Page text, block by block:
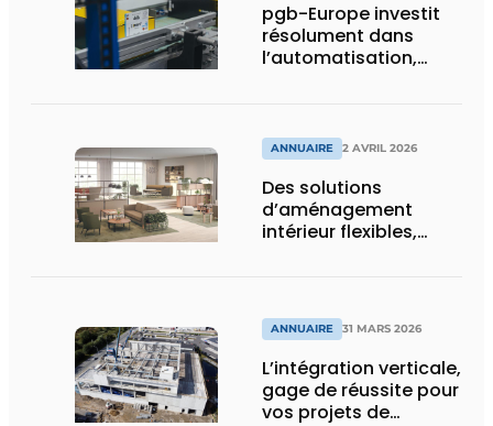
pgb-Europe investit
résolument dans
l’automatisation,
ANNUAIRE 2 AVRIL 2026
Des solutions
d’aménagement
intérieur flexibles,
ANNUAIRE 31 MARS 2026
L’intégration verticale,
gage de réussite pour
vos projets de